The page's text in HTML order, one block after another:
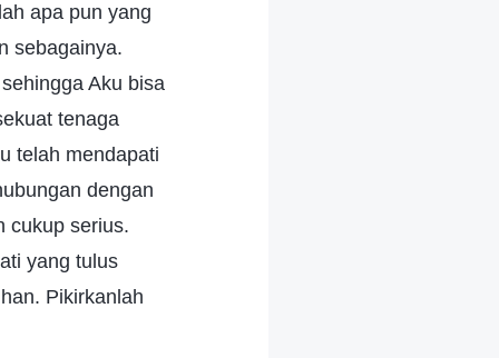
apa pun yang
sebagainya.
Aku bisa
tenaga
telah mendapati
dengan
cukup serius.
yang tulus
Pikirkanlah